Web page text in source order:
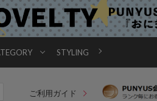
STYLING
ご利用ガイド